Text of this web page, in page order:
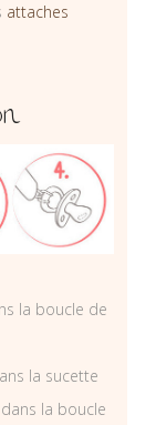
attaches
la boucle de
la sucette
la boucle